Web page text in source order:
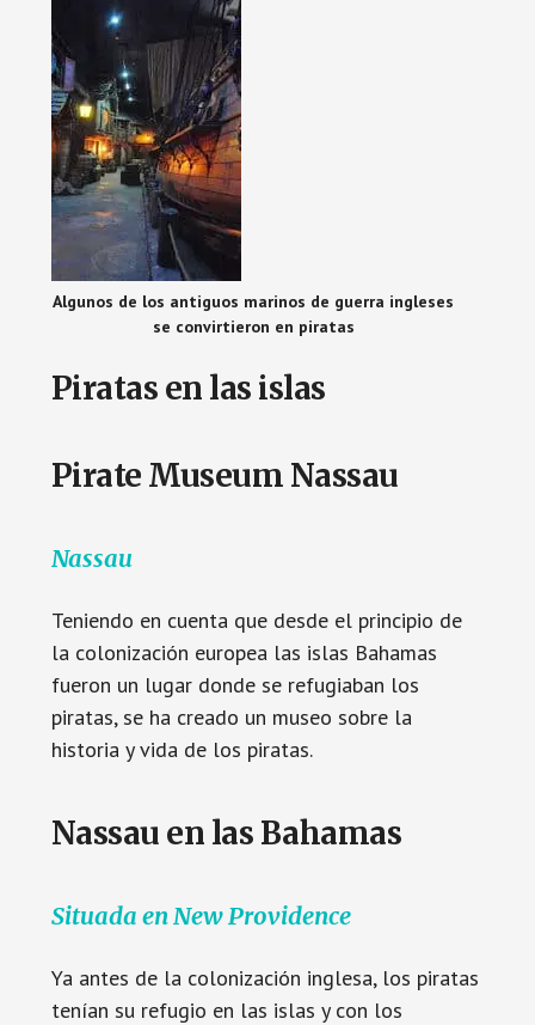
Algunos de los antiguos marinos de guerra ingleses
se convirtieron en piratas
Piratas en las islas
Pirate Museum Nassau
Nassau
Teniendo en cuenta que desde el principio de
la colonización europea las islas Bahamas
fueron un lugar donde se refugiaban los
piratas, se ha creado un museo sobre la
historia y vida de los piratas.
Nassau en las Bahamas
Situada en New Providence
Ya antes de la colonización inglesa, los piratas
tenían su refugio en las islas y con los